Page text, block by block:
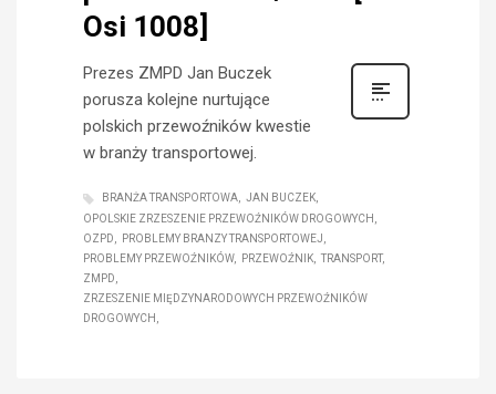
Osi 1008]
Prezes ZMPD Jan Buczek
porusza kolejne nurtujące
polskich przewoźników kwestie
w branży transportowej.
BRANŻA TRANSPORTOWA
JAN BUCZEK
OPOLSKIE ZRZESZENIE PRZEWOŹNIKÓW DROGOWYCH
OZPD
PROBLEMY BRANZY TRANSPORTOWEJ
PROBLEMY PRZEWOŹNIKÓW
PRZEWOŹNIK
TRANSPORT
ZMPD
ZRZESZENIE MIĘDZYNARODOWYCH PRZEWOŹNIKÓW
DROGOWYCH